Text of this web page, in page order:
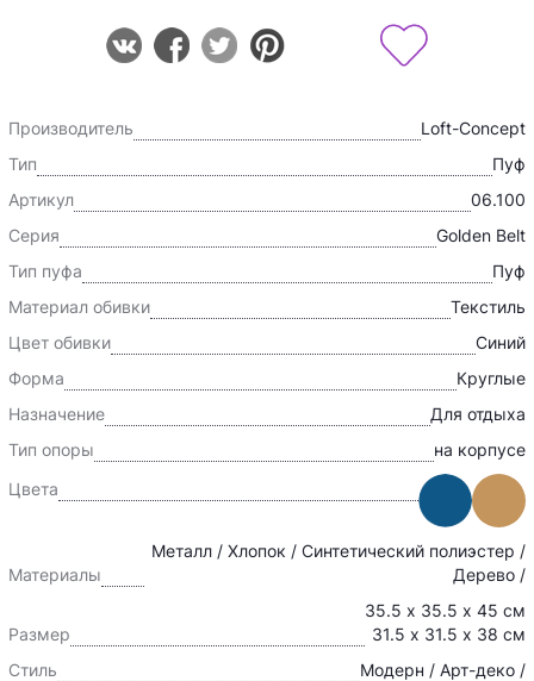
Производитель
Loft-Concept
Тип
Пуф
Артикул
06.100
Серия
Golden Belt
Тип пуфа
Пуф
Материал обивки
Текстиль
Цвет обивки
Синий
Форма
Круглые
Назначение
Для отдыха
Тип опоры
на корпусе
Цвета
Материалы
Металл / Хлопок / Синтетический полиэстер /
Дерево /
Размер
35.5 x 35.5 x 45 см
31.5 x 31.5 x 38 см
Стиль
Модерн / Арт-деко /